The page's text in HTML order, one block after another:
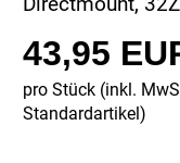
43,95
pro Stück (inkl.
Standardartikel)